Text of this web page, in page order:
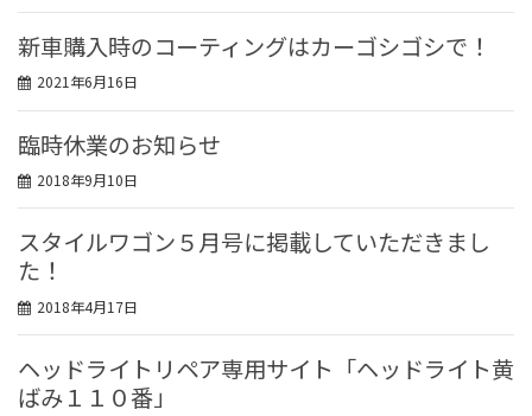
新車購入時のコーティングはカーゴシゴシで！
2021年6月16日
臨時休業のお知らせ
2018年9月10日
スタイルワゴン５月号に掲載していただきまし
た！
2018年4月17日
ヘッドライトリペア専用サイト「ヘッドライト黄
ばみ１１０番」